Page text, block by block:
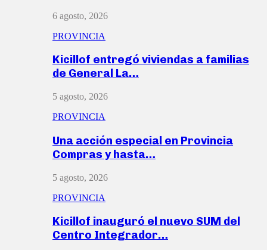
6 agosto, 2026
PROVINCIA
Kicillof entregó viviendas a familias
de General La…
5 agosto, 2026
PROVINCIA
Una acción especial en Provincia
Compras y hasta…
5 agosto, 2026
PROVINCIA
Kicillof inauguró el nuevo SUM del
Centro Integrador…